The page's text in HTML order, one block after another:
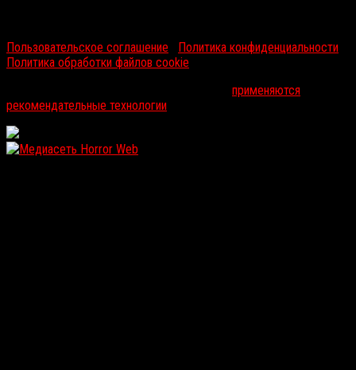
Пользовательское соглашение
Политика конфиденциальности
Политика обработки файлов cookie
применяются
рекомендательные технологии